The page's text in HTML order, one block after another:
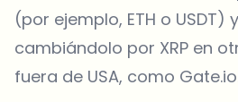
(por ejemplo, ETH o USDT)
cambiándolo por XRP en
fuera de USA, como